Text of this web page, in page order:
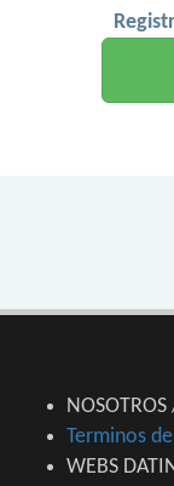
Terminos
WEBS